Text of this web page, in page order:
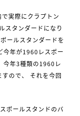
実際にクラプトン
スタンダードになり
ールスタンダードを
今年が1960レスポー
今年3種類の1960レ
ので、 それを今回
ポールスタンドのバ